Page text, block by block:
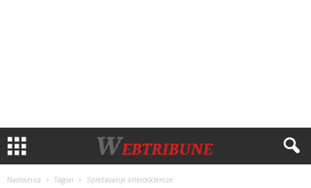
Naslovnica Tagovi Sprečavanje arteroskleroze